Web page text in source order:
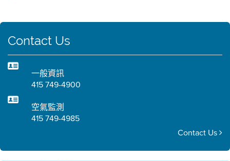
Contact Us
一般資訊
415 749-4900
空氣監測
415 749-4985
Contact Us